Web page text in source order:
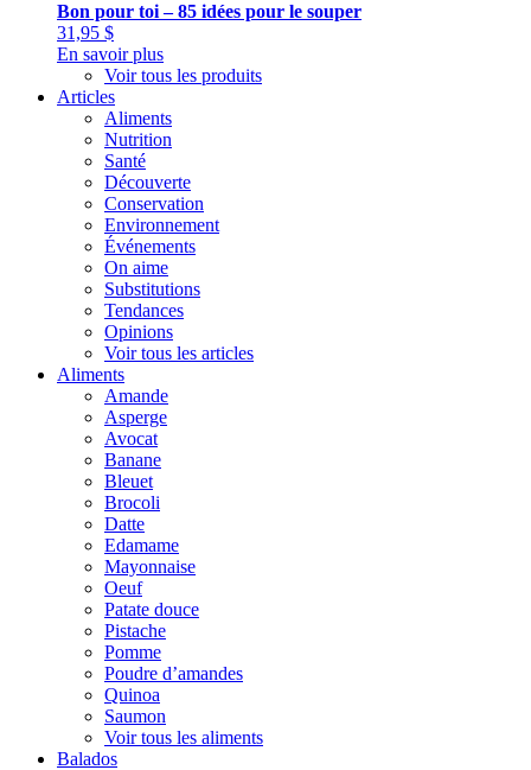
Bon pour toi – 85 idées pour le souper
31,95 $
En savoir plus
Voir tous les produits
Articles
Aliments
Nutrition
Santé
Découverte
Conservation
Environnement
Événements
On aime
Substitutions
Tendances
Opinions
Voir tous les articles
Aliments
Amande
Asperge
Avocat
Banane
Bleuet
Brocoli
Datte
Edamame
Mayonnaise
Oeuf
Patate douce
Pistache
Pomme
Poudre d’amandes
Quinoa
Saumon
Voir tous les aliments
Balados